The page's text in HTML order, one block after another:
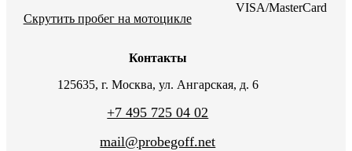
Скрутить пробег на мотоцикле
Контакты
125635, г. Москва, ул. Ангарская, д. 6
+7 495 725 04 02
mail@probegoff.net
VISA/MasterCard